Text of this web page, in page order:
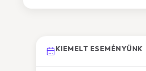
KIEMELT ESEMÉNYÜNK